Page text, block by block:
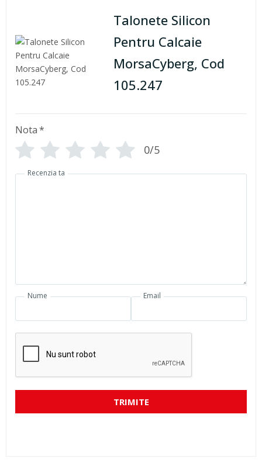
Talonete Silicon
Pentru Calcaie
MorsaCyberg, Cod
105.247
Nota*
0/5
Recenzia ta
Nume Email
TRIMITE